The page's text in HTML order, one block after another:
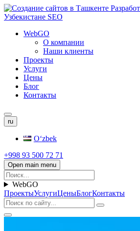
WebGO
О компании
Наши клиенты
Проекты
Услуги
Цены
Блог
Контакты
ru
Oʻzbek
+998 93 500 72 71
Open main menu
WebGO
ПроектыУслугиЦеныБлогКонтакты